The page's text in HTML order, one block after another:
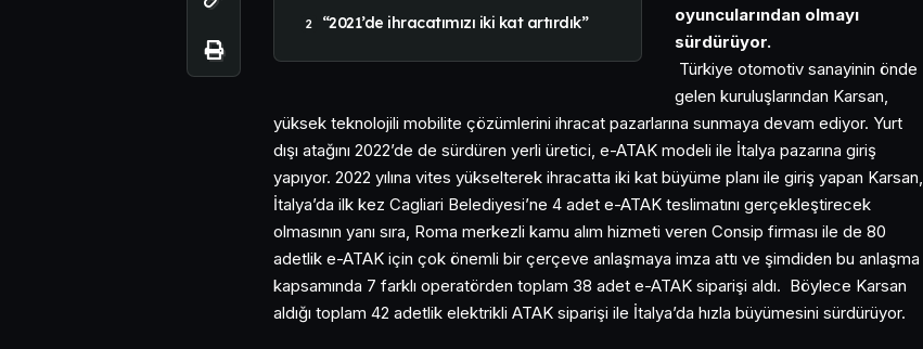
“2021’de ihracatımızı iki kat artırdık”
oyuncularından olmayı
sürdürüyor.
Türkiye otomotiv sanayinin önde
gelen kuruluşlarından Karsan,
yüksek teknolojili mobilite çözümlerini ihracat pazarlarına sunmaya devam ediyor. Yurt
dışı atağını 2022’de de sürdüren yerli üretici, e-ATAK modeli ile İtalya pazarına giriş
yapıyor. 2022 yılına vites yükselterek ihracatta iki kat büyüme planı ile giriş yapan Karsan,
İtalya’da ilk kez Cagliari Belediyesi’ne 4 adet e-ATAK teslimatını gerçekleştirecek
olmasının yanı sıra, Roma merkezli kamu alım hizmeti veren Consip firması ile de 80
adetlik e-ATAK için çok önemli bir çerçeve anlaşmaya imza attı ve şimdiden bu anlaşma
kapsamında 7 farklı operatörden toplam 38 adet e-ATAK siparişi aldı. Böylece Karsan
aldığı toplam 42 adetlik elektrikli ATAK siparişi ile İtalya’da hızla büyümesini sürdürüyor.